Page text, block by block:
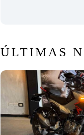
ÚLTIMAS